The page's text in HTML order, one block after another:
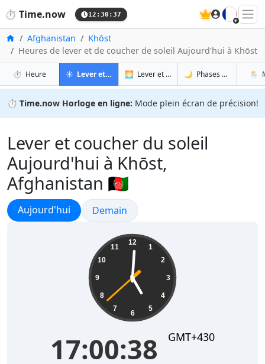
⏱️ Time.now 12:30:38 🇫🇷
Accueil
Afghanistan
Khōst
Heures de lever et de coucher de soleil Aujourd'hui à Khōst
⏱️ Heureà Khōst☀️ Lever et coucher du soleil à Khōst
🌅 Lever et coucher du soleil demain à
🌙 Phases de la Lune à
🌦️
⏱️ Time.now Horloge en ligne: Mode plein écran de précision!
Lever et coucher du soleil
Aujourd'hui à Khōst,
Afghanistan 🇦🇫
Lever et coucher du soleil
Aujourd'hui Lever et coucher du soleil
Demain
12
1
2
3
4
5
6
7
8
9
10
11
17:00:39 GMT+430